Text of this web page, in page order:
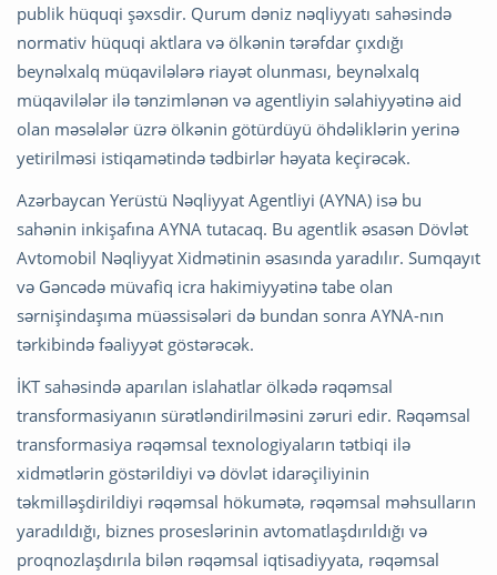
publik hüquqi şəxsdir. Qurum dəniz nəqliyyatı sahəsində
normativ hüquqi aktlara və ölkənin tərəfdar çıxdığı
beynəlxalq müqavilələrə riayət olunması, beynəlxalq
müqavilələr ilə tənzimlənən və agentliyin səlahiyyətinə aid
olan məsələlər üzrə ölkənin götürdüyü öhdəliklərin yerinə
yetirilməsi istiqamətində tədbirlər həyata keçirəcək.
Azərbaycan Yerüstü Nəqliyyat Agentliyi (AYNA) isə bu
sahənin inkişafına AYNA tutacaq. Bu agentlik əsasən Dövlət
Avtomobil Nəqliyyat Xidmətinin əsasında yaradılır. Sumqayıt
və Gəncədə müvafiq icra hakimiyyətinə tabe olan
sərnişindaşıma müəssisələri də bundan sonra AYNA-nın
tərkibində fəaliyyət göstərəcək.
İKT sahəsində aparılan islahatlar ölkədə rəqəmsal
transformasiyanın sürətləndirilməsini zəruri edir. Rəqəmsal
transformasiya rəqəmsal texnologiyaların tətbiqi ilə
xidmətlərin göstərildiyi və dövlət idarəçiliyinin
təkmilləşdirildiyi rəqəmsal hökumətə, rəqəmsal məhsulların
yaradıldığı, biznes proseslərinin avtomatlaşdırıldığı və
proqnozlaşdırıla bilən rəqəmsal iqtisadiyyata, rəqəmsal